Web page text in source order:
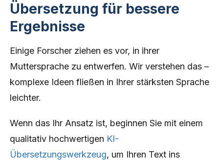
Übersetzung für bessere
Ergebnisse
Einige Forscher ziehen es vor, in ihrer
Muttersprache zu entwerfen. Wir verstehen das –
komplexe Ideen fließen in Ihrer stärksten Sprache
leichter.
Wenn das Ihr Ansatz ist, beginnen Sie mit einem
qualitativ hochwertigen KI-
Übersetzungswerkzeug, um Ihren Text ins